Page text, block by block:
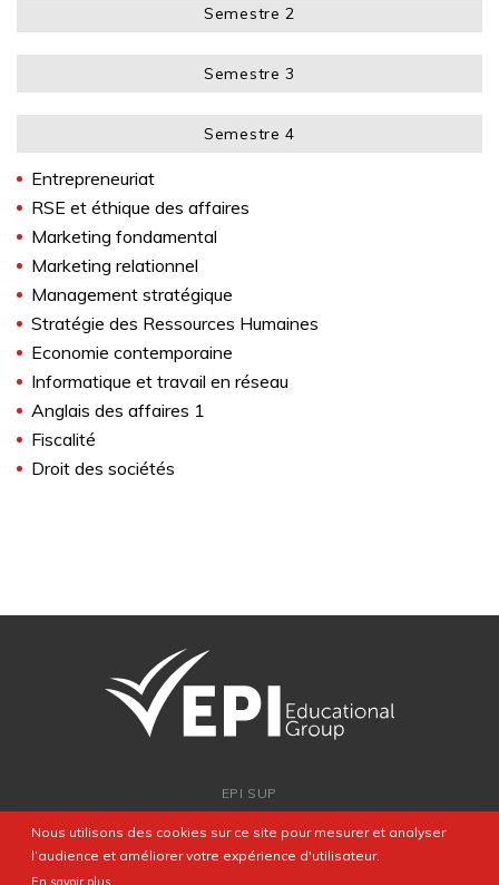
Semestre 2
Semestre 3
Semestre 4
Entrepreneuriat
RSE et éthique des affaires
Marketing fondamental
Marketing relationnel
Management stratégique
Stratégie des Ressources Humaines
Economie contemporaine
Informatique et travail en réseau
Anglais des affaires 1
Fiscalité
Droit des sociétés
Nous utilisons des cookies sur ce site pour mesurer et analyser
l’audience et améliorer votre expérience d'utilisateur.
En savoir plus
EPI SUP
PARTENARIATS